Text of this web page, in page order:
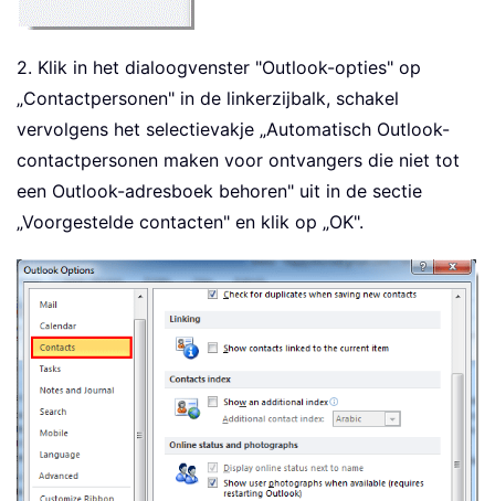
2. Klik in het dialoogvenster "Outlook-opties" op
„Contactpersonen" in de linkerzijbalk, schakel
vervolgens het selectievakje „Automatisch Outlook-
contactpersonen maken voor ontvangers die niet tot
een Outlook-adresboek behoren" uit in de sectie
„Voorgestelde contacten" en klik op „OK".